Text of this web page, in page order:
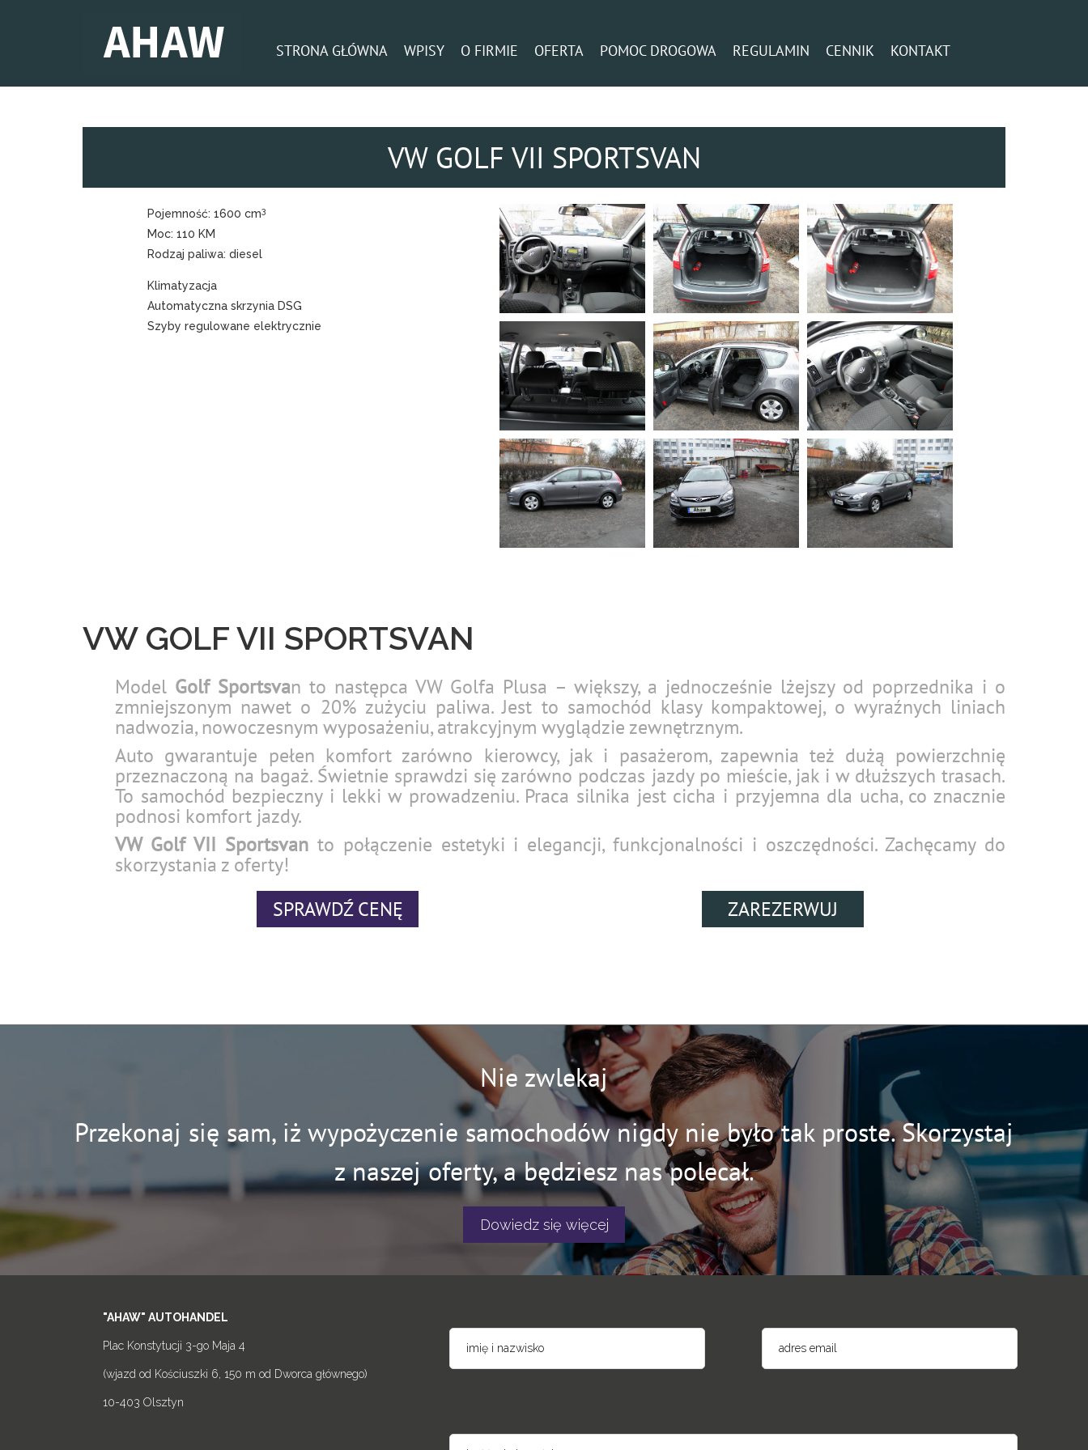
STRONA GŁÓWNA WPISY O FIRMIE OFERTA POMOC DROGOWA REGULAMIN CENNIK KONTAKT
VW GOLF VII SPORTSVAN
Pojemność: 1600 cm3
Moc: 110 KM
Rodzaj paliwa: diesel
Klimatyzacja
Automatyczna skrzynia DSG
Szyby regulowane elektrycznie
SPRAWDŹ CENĘ ZAREZERWUJ
VW GOLF VII SPORTSVAN
Model Golf Sportsvan to następca VW Golfa Plusa – większy, a jednocześnie lżejszy od poprzednika i o
zmniejszonym nawet o 20% zużyciu paliwa. Jest to samochód klasy kompaktowej, o wyraźnych liniach
nadwozia, nowoczesnym wyposażeniu, atrakcyjnym wyglądzie zewnętrznym.
Auto gwarantuje pełen komfort zarówno kierowcy, jak i pasażerom, zapewnia też dużą powierzchnię
przeznaczoną na bagaż. Świetnie sprawdzi się zarówno podczas jazdy po mieście, jak i w dłuższych trasach.
To samochód bezpieczny i lekki w prowadzeniu. Praca silnika jest cicha i przyjemna dla ucha, co znacznie
podnosi komfort jazdy.
VW Golf VII Sportsvanto połączenie estetyki i elegancji, funkcjonalności i oszczędności. Zachęcamy do
skorzystania z oferty!
Nie zwlekaj
Przekonaj się sam, iż wypożyczenie samochodów nigdy nie było tak proste. Skorzystaj
z naszej oferty, a będziesz nas polecał.
Dowiedz się więcej
"AHAW" AUTOHANDEL
Plac Konstytucji 3-go Maja 4
(wjazd od Kościuszki 6, 150 m od Dworca głównego)
10-403 Olsztyn